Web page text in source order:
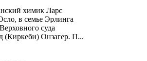
химик Ларс
в семье Эрлинга
суда
(Киркеби) Онзагер. П...